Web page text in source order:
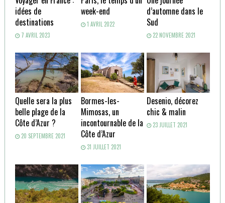
idées de
destinations
7 AVRIL 2023
week-end
1 AVRIL 2022
d’automne dans le
Sud
22 NOVEMBRE 2021
Quelle sera la plus
belle plage de la
Côte d’Azur ?
20 SEPTEMBRE 2021
Bormes-les-
Mimosas, un
incontournable de la
Côte d’Azur
31 JUILLET 2021
Desenio, décorez
chic & malin
23 JUILLET 2021